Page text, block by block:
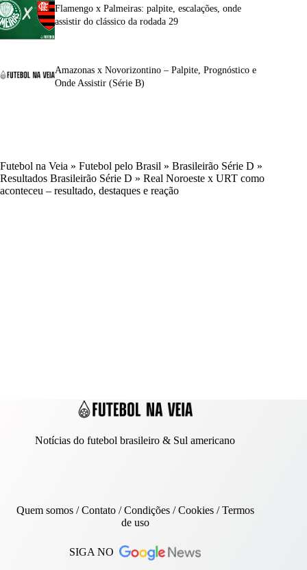
Flamengo x Palmeiras: palpite, escalações, onde
assistir do clássico da rodada 29
Amazonas x Novorizontino – Palpite, Prognóstico e
Onde Assistir (Série B)
Futebol na Veia » Futebol pelo Brasil » Brasileirão Série D »
Resultados Brasileirão Série D » Real Noroeste x URT como
aconteceu – resultado, destaques e reação
Notícias do futebol brasileiro & Sul americano
Quem somos/Contato/ Condições /Cookies/Termos
de uso
SIGA NO